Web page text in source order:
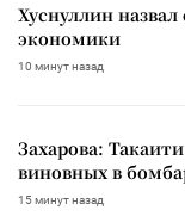
Хуснуллин
экономики
10 минут назад
Захарова:
виновных в
15 минут назад